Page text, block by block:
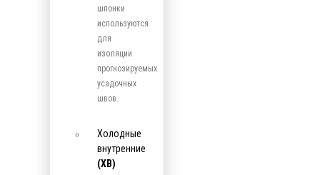
шпонки
используются
для
изоляции
прогнозируемых
усадочных
швов.
Холодные
внутренние
(ХВ)